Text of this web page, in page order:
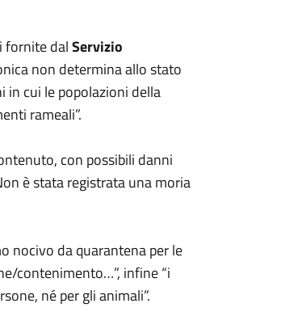
fornite dalServizio
non determina allo stato
in cui le popolazioni della
rameali”.
con possibili danni
è stata registrata una moria
nocivo da quarantena per le
contenimento…”, infine “i
né per gli animali”.